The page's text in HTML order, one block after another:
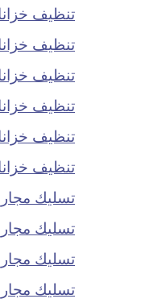
تنظيف
تنظيف
تنظيف
تنظيف
تنظيف
تنظيف
تسليك
تسليك
تسليك
تسليك